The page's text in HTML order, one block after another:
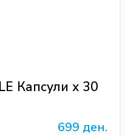
Капсули x 30
699 ден.